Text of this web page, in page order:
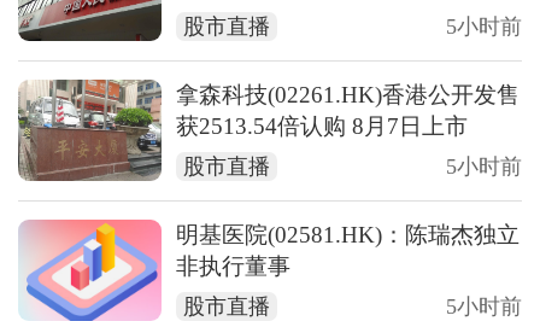
股市直播 5小时前
拿森科技(02261.HK)香港公开发售
获2513.54倍认购 8月7日上市
股市直播 5小时前
明基医院(02581.HK)：陈瑞杰独立
非执行董事
股市直播 5小时前